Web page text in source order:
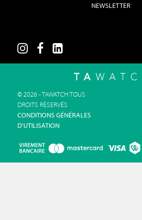
NEWSLETTER
© 2026 - TAWATCH TOUS
DROITS RÉSERVÉS
CONDITIONS GÉNÉRALES
D'UTILISATION